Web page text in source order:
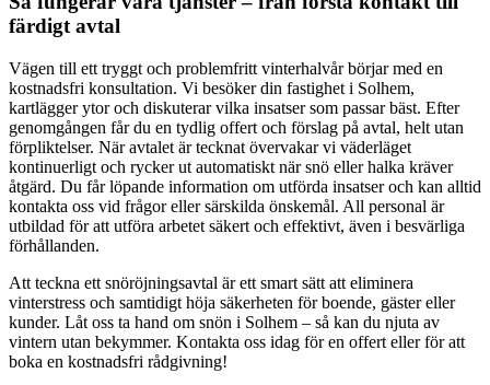
färdigt avtal
Vägen till ett tryggt och problemfritt vinterhalvår börjar med en
kostnadsfri konsultation. Vi besöker din fastighet i Solhem,
kartlägger ytor och diskuterar vilka insatser som passar bäst. Efter
genomgången får du en tydlig offert och förslag på avtal, helt utan
förpliktelser. När avtalet är tecknat övervakar vi väderläget
kontinuerligt och rycker ut automatiskt när snö eller halka kräver
åtgärd. Du får löpande information om utförda insatser och kan alltid
kontakta oss vid frågor eller särskilda önskemål. All personal är
utbildad för att utföra arbetet säkert och effektivt, även i besvärliga
förhållanden.
Att teckna ett snöröjningsavtal är ett smart sätt att eliminera
vinterstress och samtidigt höja säkerheten för boende, gäster eller
kunder. Låt oss ta hand om snön i Solhem – så kan du njuta av
vintern utan bekymmer. Kontakta oss idag för en offert eller för att
boka en kostnadsfri rådgivning!